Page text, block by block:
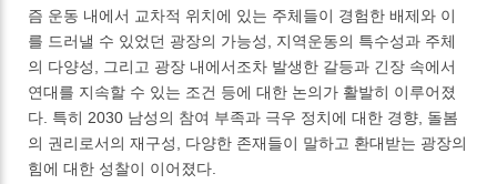
즘 운동 내에서 교차적 위치에 있는 주체들이 경험한 배제와 이
를 드러낼 수 있었던 광장의 가능성, 지역운동의 특수성과 주체
의 다양성, 그리고 광장 내에서조차 발생한 갈등과 긴장 속에서
연대를 지속할 수 있는 조건 등에 대한 논의가 활발히 이루어졌
다. 특히 2030 남성의 참여 부족과 극우 정치에 대한 경향, 돌봄
의 권리로서의 재구성, 다양한 존재들이 말하고 환대받는 광장의
힘에 대한 성찰이 이어졌다.